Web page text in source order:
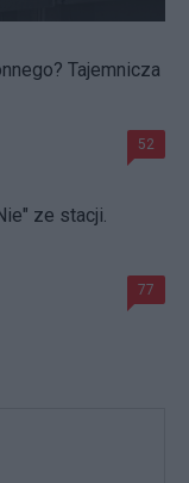
Tajemnicza
52
ze stacji.
77